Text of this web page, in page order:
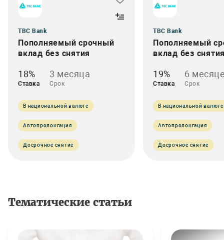
TBC Bank
Пополняемый срочный
вклад без снятия
18%
Ставка
3 месяца
Срок
В национальной валюте
Автопролонгация
Досрочное снятие
TBC Bank
Пополняемый
вклад без
19%
Ставка
6
Срок
В национальной валюте
Автопролонгация
Досрочное снятие
Тематические статьи